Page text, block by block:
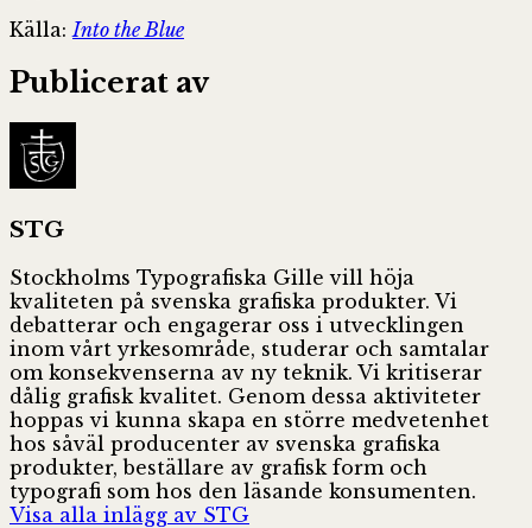
Källa: Into the Blue
Publicerat av
STG
Stockholms Typografiska Gille vill höja
kvaliteten på svenska grafiska produkter. Vi
debatterar och engagerar oss i utvecklingen
inom vårt yrkesområde, studerar och samtalar
om konsekvenserna av ny teknik. Vi kritiserar
dålig grafisk kvalitet. Genom dessa aktiviteter
hoppas vi kunna skapa en större medvetenhet
hos såväl producenter av svenska grafiska
produkter, beställare av grafisk form och
typografi som hos den läsande konsumenten.
Visa alla inlägg av STG